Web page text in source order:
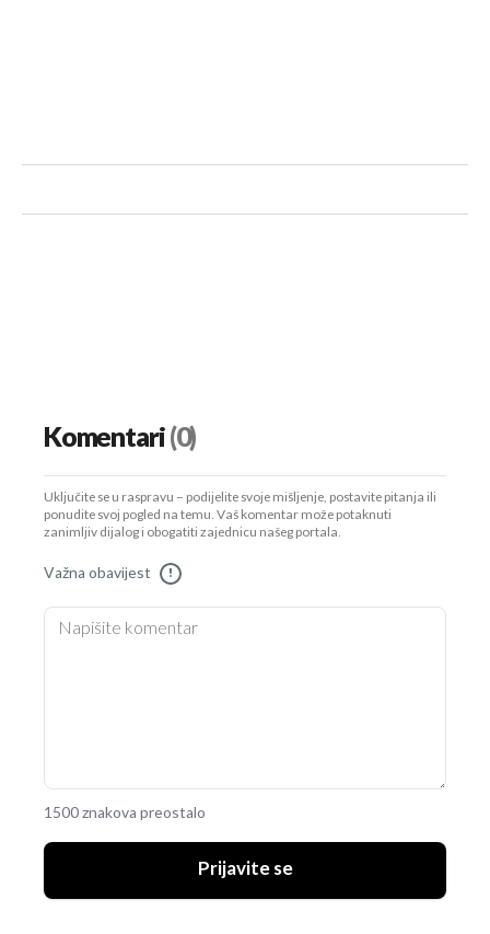
Komentari(0)
Uključite se u raspravu – podijelite svoje mišljenje, postavite pitanja ili
ponudite svoj pogled na temu. Vaš komentar može potaknuti
zanimljiv dijalog i obogatiti zajednicu našeg portala.
Važna obavijest !
1500 znakova preostalo
Prijavite se